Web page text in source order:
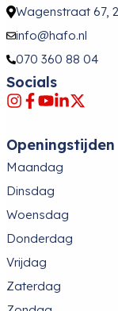
Wagenstraat 67,
info@hafo.nl
070 360 88 04
Socials
Openingstijden
Maandag
Dinsdag
Woensdag
Donderdag
Vrijdag
Zaterdag